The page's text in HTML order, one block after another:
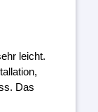
leicht.
Das